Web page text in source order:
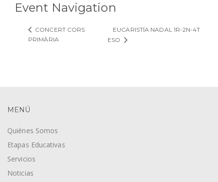
Event Navigation
CONCERT CORS
PRIMÀRIA
EUCARISTÍA NADAL 1R-2N-4T
ESO
MENÚ
Quiénes Somos
Etapas Educativas
Servicios
Noticias